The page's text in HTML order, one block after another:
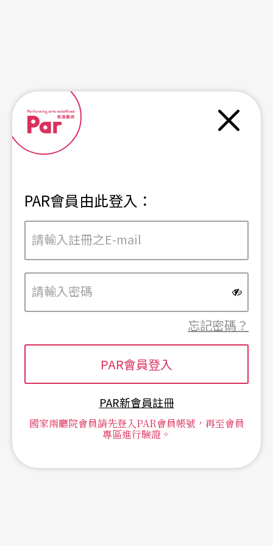
PAR會員由此登入：
忘記密碼？
PAR新會員註冊
國家兩廳院會員請先登入PAR會員帳號，再至會員
專區進行驗證。